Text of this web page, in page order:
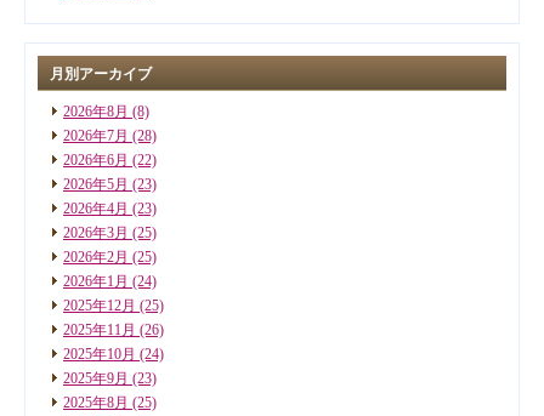
月別アーカイブ
2026年8月 (8)
2026年7月 (28)
2026年6月 (22)
2026年5月 (23)
2026年4月 (23)
2026年3月 (25)
2026年2月 (25)
2026年1月 (24)
2025年12月 (25)
2025年11月 (26)
2025年10月 (24)
2025年9月 (23)
2025年8月 (25)